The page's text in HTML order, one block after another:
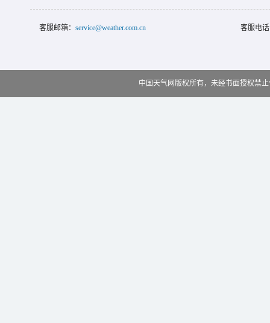
客服邮箱： service@weather.com.cn 客服电
中国天气网版权所有，未经书面授权